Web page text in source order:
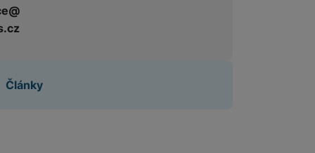
Články